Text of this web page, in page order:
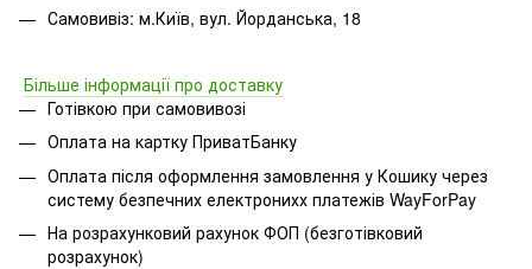
Самовивіз: м.Київ, вул. Йорданська, 18
Більше інформації про доставку
Готівкою при самовивозі
Оплата на картку ПриватБанку
Оплата після оформлення замовлення у Кошику через
систему безпечних електронихх платежів WayForPay
На розрахунковий рахунок ФОП (безготівковий
розрахунок)